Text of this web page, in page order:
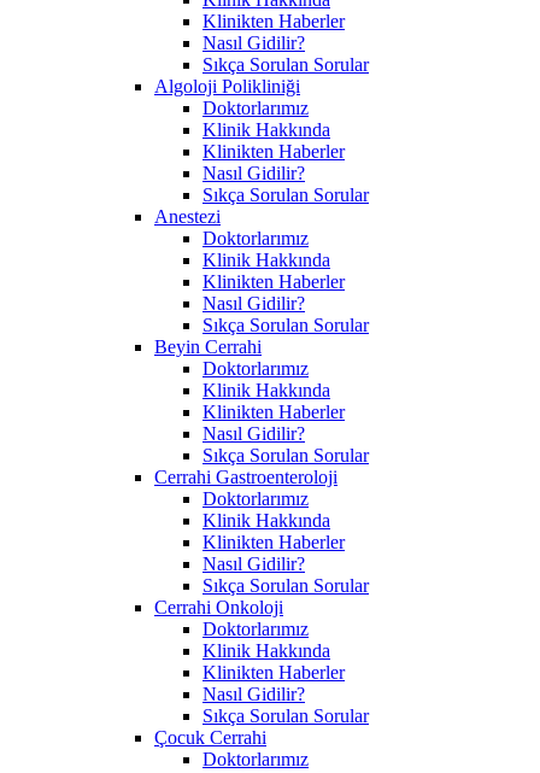
Klinikten Haberler
Nasıl Gidilir?
Sıkça Sorulan Sorular
Algoloji Polikliniği
Doktorlarımız
Klinik Hakkında
Klinikten Haberler
Nasıl Gidilir?
Sıkça Sorulan Sorular
Anestezi
Doktorlarımız
Klinik Hakkında
Klinikten Haberler
Nasıl Gidilir?
Sıkça Sorulan Sorular
Beyin Cerrahi
Doktorlarımız
Klinik Hakkında
Klinikten Haberler
Nasıl Gidilir?
Sıkça Sorulan Sorular
Cerrahi Gastroenteroloji
Doktorlarımız
Klinik Hakkında
Klinikten Haberler
Nasıl Gidilir?
Sıkça Sorulan Sorular
Cerrahi Onkoloji
Doktorlarımız
Klinik Hakkında
Klinikten Haberler
Nasıl Gidilir?
Sıkça Sorulan Sorular
Çocuk Cerrahi
Doktorlarımız